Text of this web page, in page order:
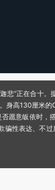
悲”正在合十。
身高130厘米
愿意皈依时，
骗性表达、不